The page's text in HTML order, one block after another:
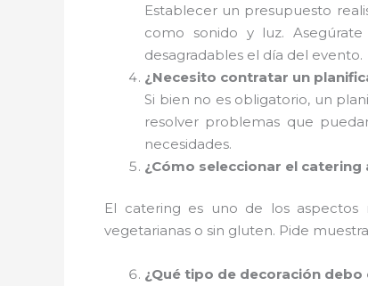
Establecer un presupuesto
como sonido y luz.
desagradables el día del evento.
¿Necesito contratar un
Si bien no es obligatorio, un
resolver problemas que
necesidades.
¿Cómo seleccionar el catering
El catering es uno de los aspectos
vegetarianas o sin gluten. Pide
¿Qué tipo de decoración debo